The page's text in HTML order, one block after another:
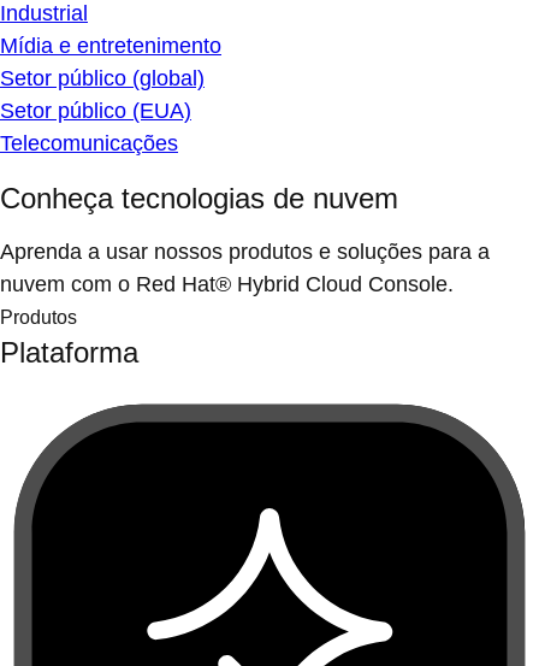
Industrial
Mídia e entretenimento
Setor público (global)
Setor público (EUA)
Telecomunicações
Conheça tecnologias de nuvem
Aprenda a usar nossos produtos e soluções para a
nuvem com o Red Hat® Hybrid Cloud Console.
Produtos
Plataforma